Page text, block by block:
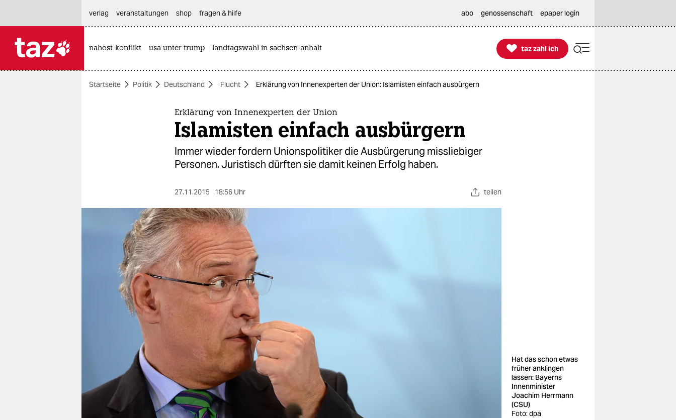
themen
wahrheit
veranstaltungen
fragen & hilfe
unterstützen
verlag
veranstaltungen shop fragen & hilfe abo genossenschaft epaper login
nahost-konflikt usa unter trump landtagswahl in sachsen-anhalt 
taz zahl ich
taz zahl ich
Startseite Politik Deutschland Flucht Erklärung von Innenexperten der Union: Islamisten einfach ausbürgern
Erklärung von Innenexperten der Union
Islamisten einfach ausbürgern
Immer wieder fordern Unionspolitiker die Ausbürgerung missliebiger
Personen. Juristisch dürften sie damit keinen Erfolg haben.
27.11.2015 18:56 Uhr teilen
Hat das schon etwas
früher anklingen
lassen: Bayerns
Innenminister
Joachim Herrmann
(CSU)
Foto: dpa